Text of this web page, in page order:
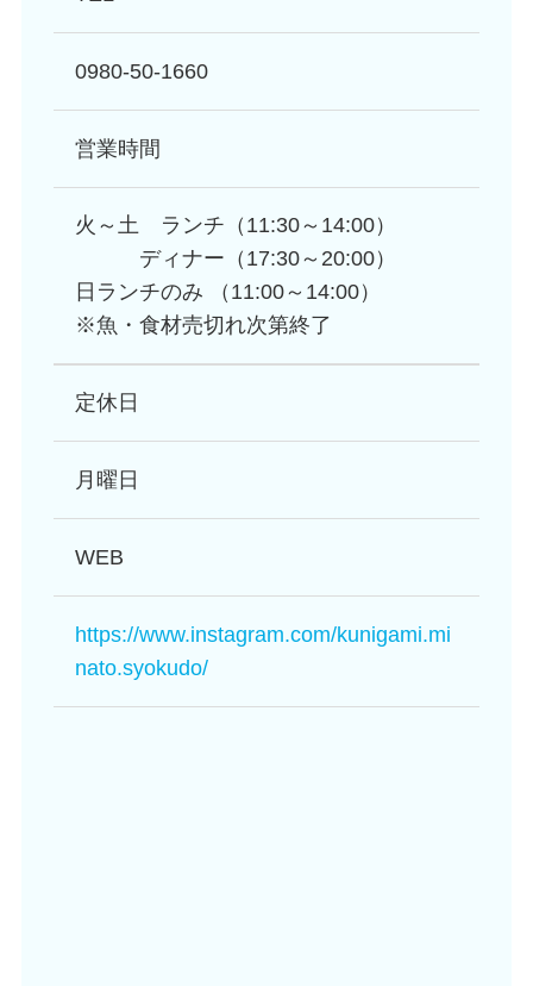
0980-50-1660
営業時間
火～土 ランチ（11:30～14:00）
ディナー（17:30～20:00）
日ランチのみ （11:00～14:00）
※魚・食材売切れ次第終了
定休日
月曜日
WEB
https://www.instagram.com/kunigami.mi
nato.syokudo/